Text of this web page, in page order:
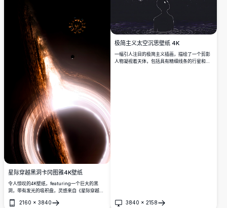
星际穿越黑洞卡冈图雅4K壁纸
令人惊叹的4K壁纸，featuring一个巨大的黑
洞，带有发光的吸积盘，灵感来自《星际穿越》
中的卡冈图雅。一个空间站和行星在附近轨道运
行，周围是深空中强烈的引力光线弯曲。
2160 × 3840
打开
极简主义太空沉思壁纸 4K
一幅引人注目的极简主义插画，描绘了一个剪影
人物凝视着天体，包括具有精细线条的行星和类
3840 × 2158
打开